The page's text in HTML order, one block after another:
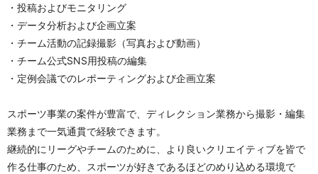
・投稿およびモニタリング
・データ分析および企画立案
・チーム活動の記録撮影（写真および動画）
・チーム公式SNS用投稿の編集
・定例会議でのレポーティングおよび企画立案
スポーツ事業の案件が豊富で、ディレクション業務から撮影・編集
業務まで一気通貫で経験できます。
継続的にリーグやチームのために、より良いクリエイティブを皆で
作る仕事のため、スポーツが好きであるほどのめり込める環境で